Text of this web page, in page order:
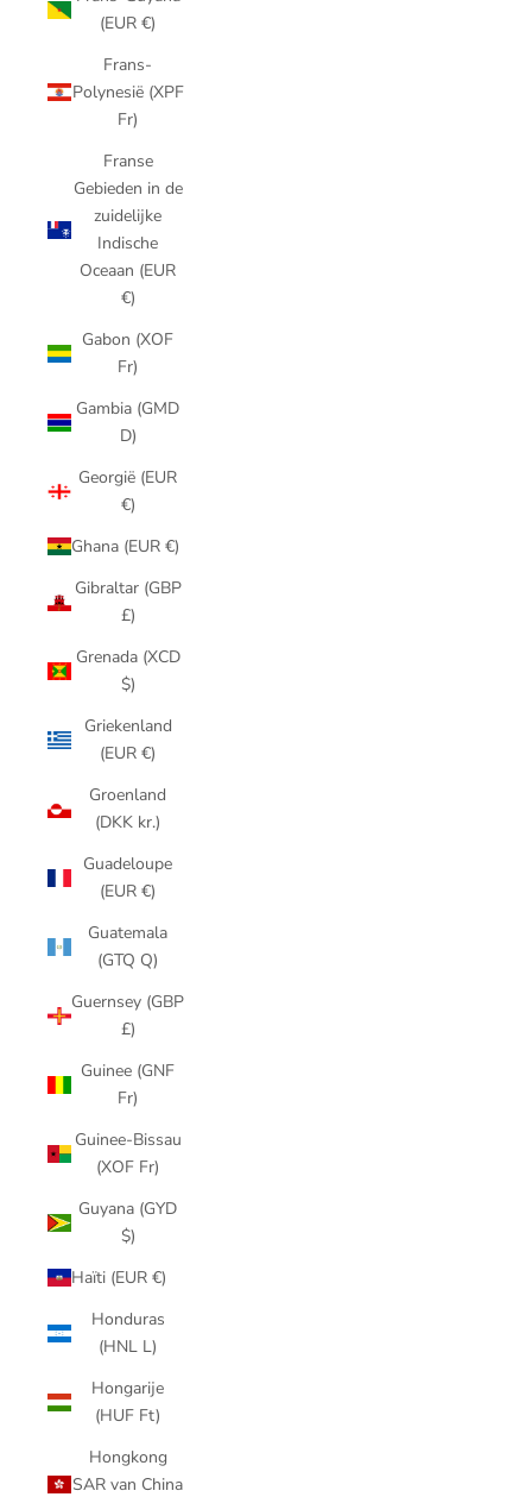
(EUR €)
Frans-
Polynesië (XPF
Fr)
Franse
Gebieden in de
zuidelijke
Indische
Oceaan (EUR
€)
Gabon (XOF
Fr)
Gambia (GMD
D)
Georgië (EUR
€)
Ghana (EUR €)
Gibraltar (GBP
£)
Grenada (XCD
$)
Griekenland
(EUR €)
Groenland
(DKK kr.)
Guadeloupe
(EUR €)
Guatemala
(GTQ Q)
Guernsey (GBP
£)
Guinee (GNF
Fr)
Guinee-Bissau
(XOF Fr)
Guyana (GYD
$)
Haïti (EUR €)
Honduras
(HNL L)
Hongarije
(HUF Ft)
Hongkong
SAR van China